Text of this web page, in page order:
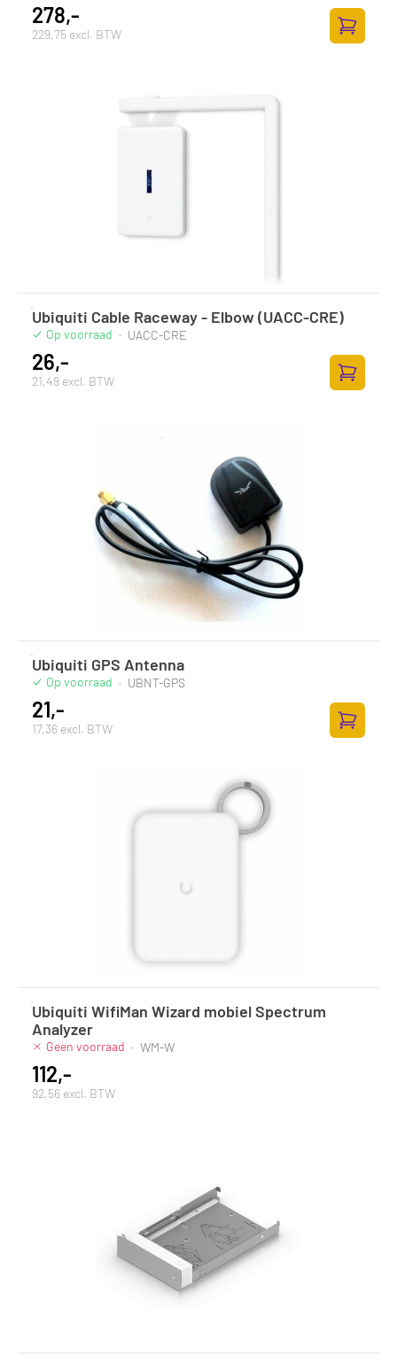
278,-
229,75 excl. BTW
Zum
Ubiquiti Cable Raceway - Elbow (UACC-CRE)
Op voorraad · UACC-CRE
26,-
21,49 excl. BTW
Zum
Ubiquiti GPS Antenna
Op voorraad · UBNT-GPS
21,-
17,36 excl. BTW
Zum
Ubiquiti WifiMan Wizard mobiel Spectrum
Analyzer
Geen voorraad · WM-W
112,-
92,56 excl. BTW